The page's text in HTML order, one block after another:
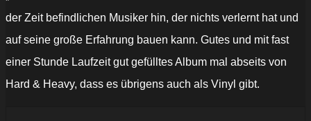
der Zeit befindlichen Musiker hin, der nichts verlernt hat und
auf seine große Erfahrung bauen kann. Gutes und mit fast
einer Stunde Laufzeit gut gefülltes Album mal abseits von
Hard & Heavy, dass es übrigens auch als Vinyl gibt.